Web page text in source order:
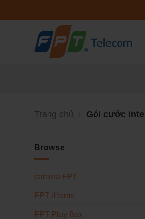
qua
Trang chủ Gói cước
Browse
camera FPT
FPT iHome
FPT Play Box